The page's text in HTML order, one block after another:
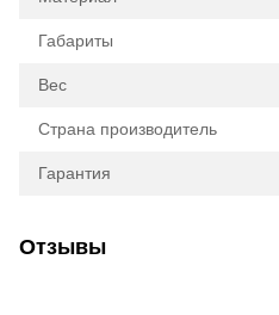
Габариты
Вес
Страна производитель
Гарантия
Отзывы